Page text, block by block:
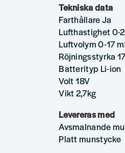
Tekniska data
Farthållare Ja
Lufthastighet 0-
Luftvolym 0-17
Röjningsstyrka
Batterityp Li-ion
Volt 18V
Vikt 2,7kg
Levereras med
Avsmalnande
Platt munstycke